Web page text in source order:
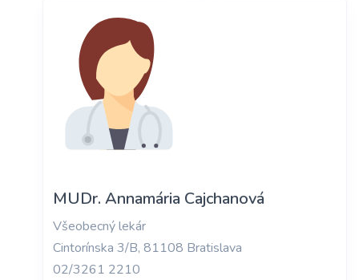
MUDr. Annamária Cajchanová
Všeobecný lekár
Cintorínska 3/B, 81108 Bratislava
02/3261 2210